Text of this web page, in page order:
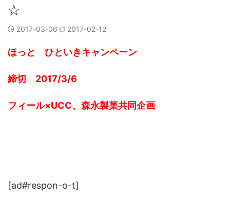
☆
2017-03-06 2017-02-12
ほっと ひといきキャンペーン
締切 2017/3/6
フィール×UCC、森永製菓共同企画
[ad#respon-o-t]